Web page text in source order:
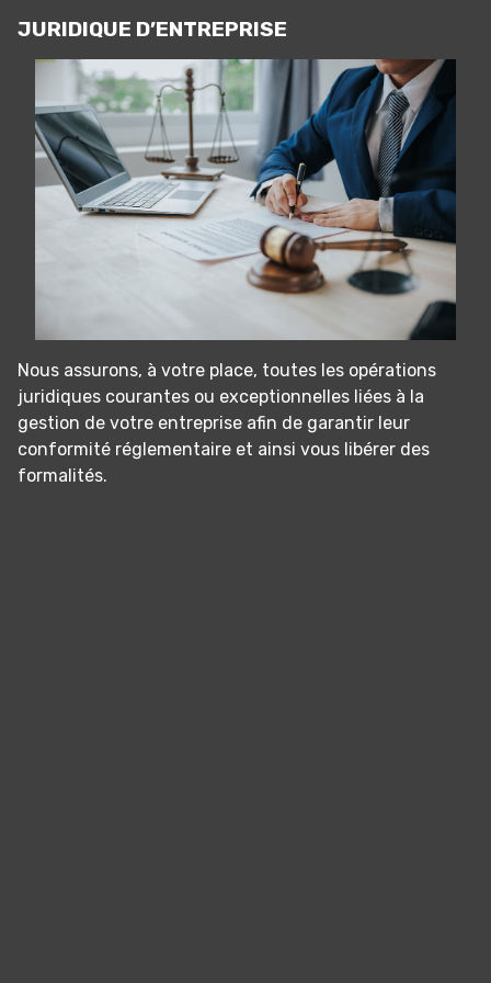
JURIDIQUE D’ENTREPRISE
Nous assurons, à votre place, toutes les opérations
juridiques courantes ou exceptionnelles liées à la
gestion de votre entreprise afin de garantir leur
conformité réglementaire et ainsi vous libérer des
formalités.